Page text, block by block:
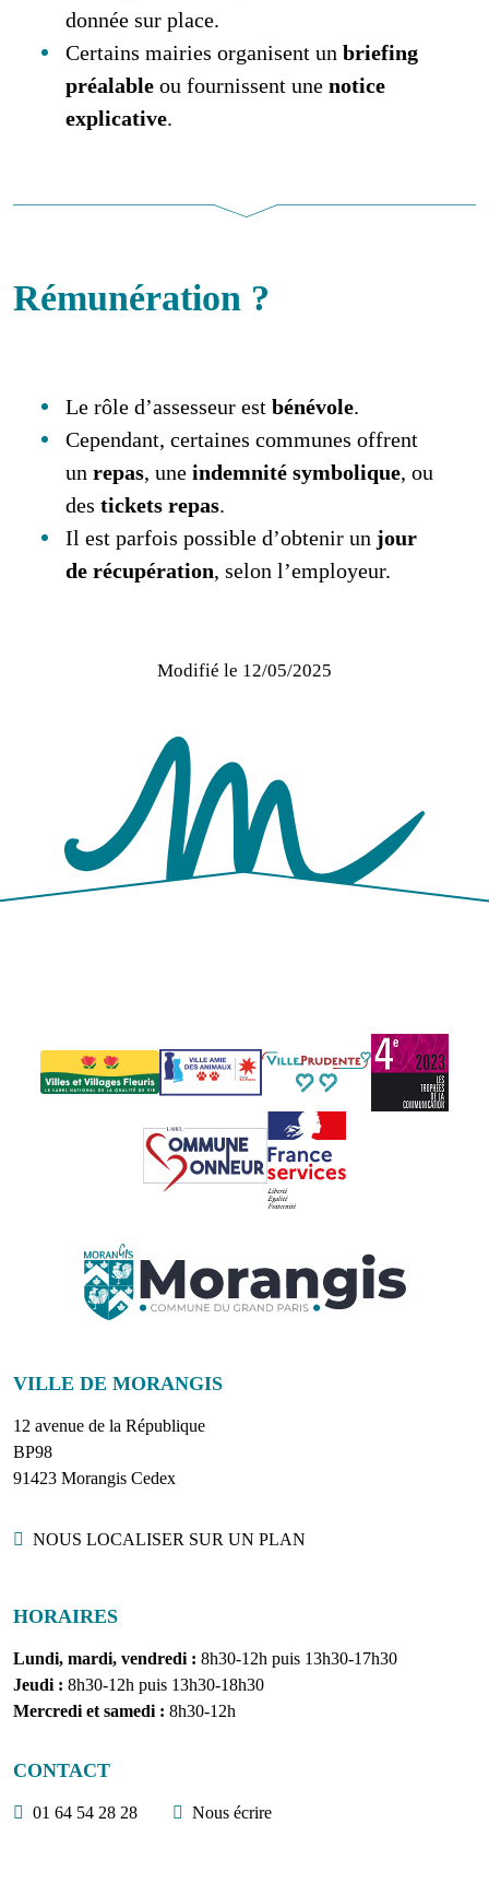
donnée sur place.
Certains mairies organisent un briefing
préalable ou fournissent une notice
explicative.
Rémunération ?
Le rôle d’assesseur est bénévole.
Cependant, certaines communes offrent
un repas, une indemnité symbolique, ou
des tickets repas.
Il est parfois possible d’obtenir un jour
de récupération, selon l’employeur.
Modifié le 12/05/2025
VILLE DE MORANGIS
12 avenue de la République
BP98
91423 Morangis Cedex
Localisation
NOUS LOCALISER SUR UN PLAN
HORAIRES
Lundi, mardi, vendredi : 8h30-12h puis 13h30-17h30
Jeudi : 8h30-12h puis 13h30-18h30
Mercredi et samedi : 8h30-12h
CONTACT
01 64 54 28 28 Nous écrire